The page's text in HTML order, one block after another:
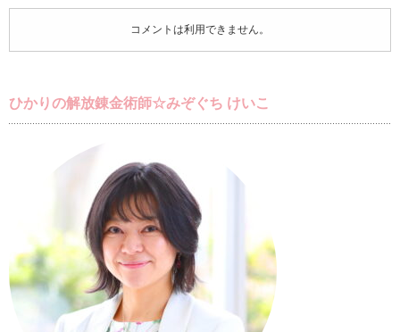
コメントは利用できません。
ひかりの解放錬金術師☆みぞぐち けいこ